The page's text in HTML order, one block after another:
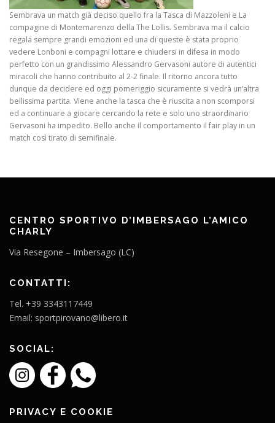
Sembrava un match già deciso quello fra la Tasca di Mazzoleni e La
compagine di Montemarenzo della The Lollis. Sembrava ma il calcio
regala sempre grandi emozioni ed una di queste è stata proprio
vedere Lonboni e compagni lottare e chiudersi in difesa in modo
perfetto con un grandissimo Alessandro Gervasoni autore di autentici
miracoli che hanno contribuito al 2-2 finale. Il ritorno ancora tutto
dunque da decidere ed oggi pomeriggio sicuramente si vedrà un’altra
bellissima partita. Viene anche la tasca che è riuscita a non scomporsi
ed a continuare a giocare cercando la rete e solo uno straordinario
Gervasoni ha impedito. Bello anche il comportamento il fair play in un
match così tirato di semifinale.
CENTRO SPORTIVO D’IMBERSAGO L’AMICO
CHARLY
Via Resegone – Imbersago (LC)
CONTATTI:
Tel. +39 3343117449
Email: sportpirovano@libero.it
SOCIAL:
PRIVACY E COOKIE